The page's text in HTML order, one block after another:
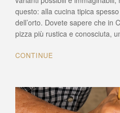
questo: alla cucina tipica
dell’orto. Dovete sapere che in
pizza più rustica e conosciuta,
CONTINUE